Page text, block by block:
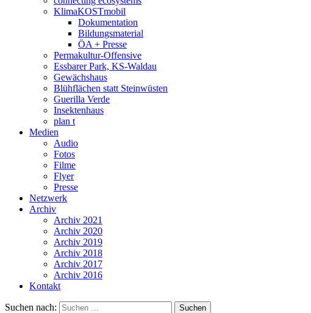
KlimaKOSTmobil
Dokumentation
Bildungsmaterial
ÖA + Presse
Permakultur-Offensive
Essbarer Park, KS-Waldau
Gewächshaus
Blühflächen statt Steinwüsten
Guerilla Verde
Insektenhaus
plan t
Medien
Audio
Fotos
Filme
Flyer
Presse
Netzwerk
Archiv
Archiv 2021
Archiv 2020
Archiv 2019
Archiv 2018
Archiv 2017
Archiv 2016
Kontakt
Suchen nach: